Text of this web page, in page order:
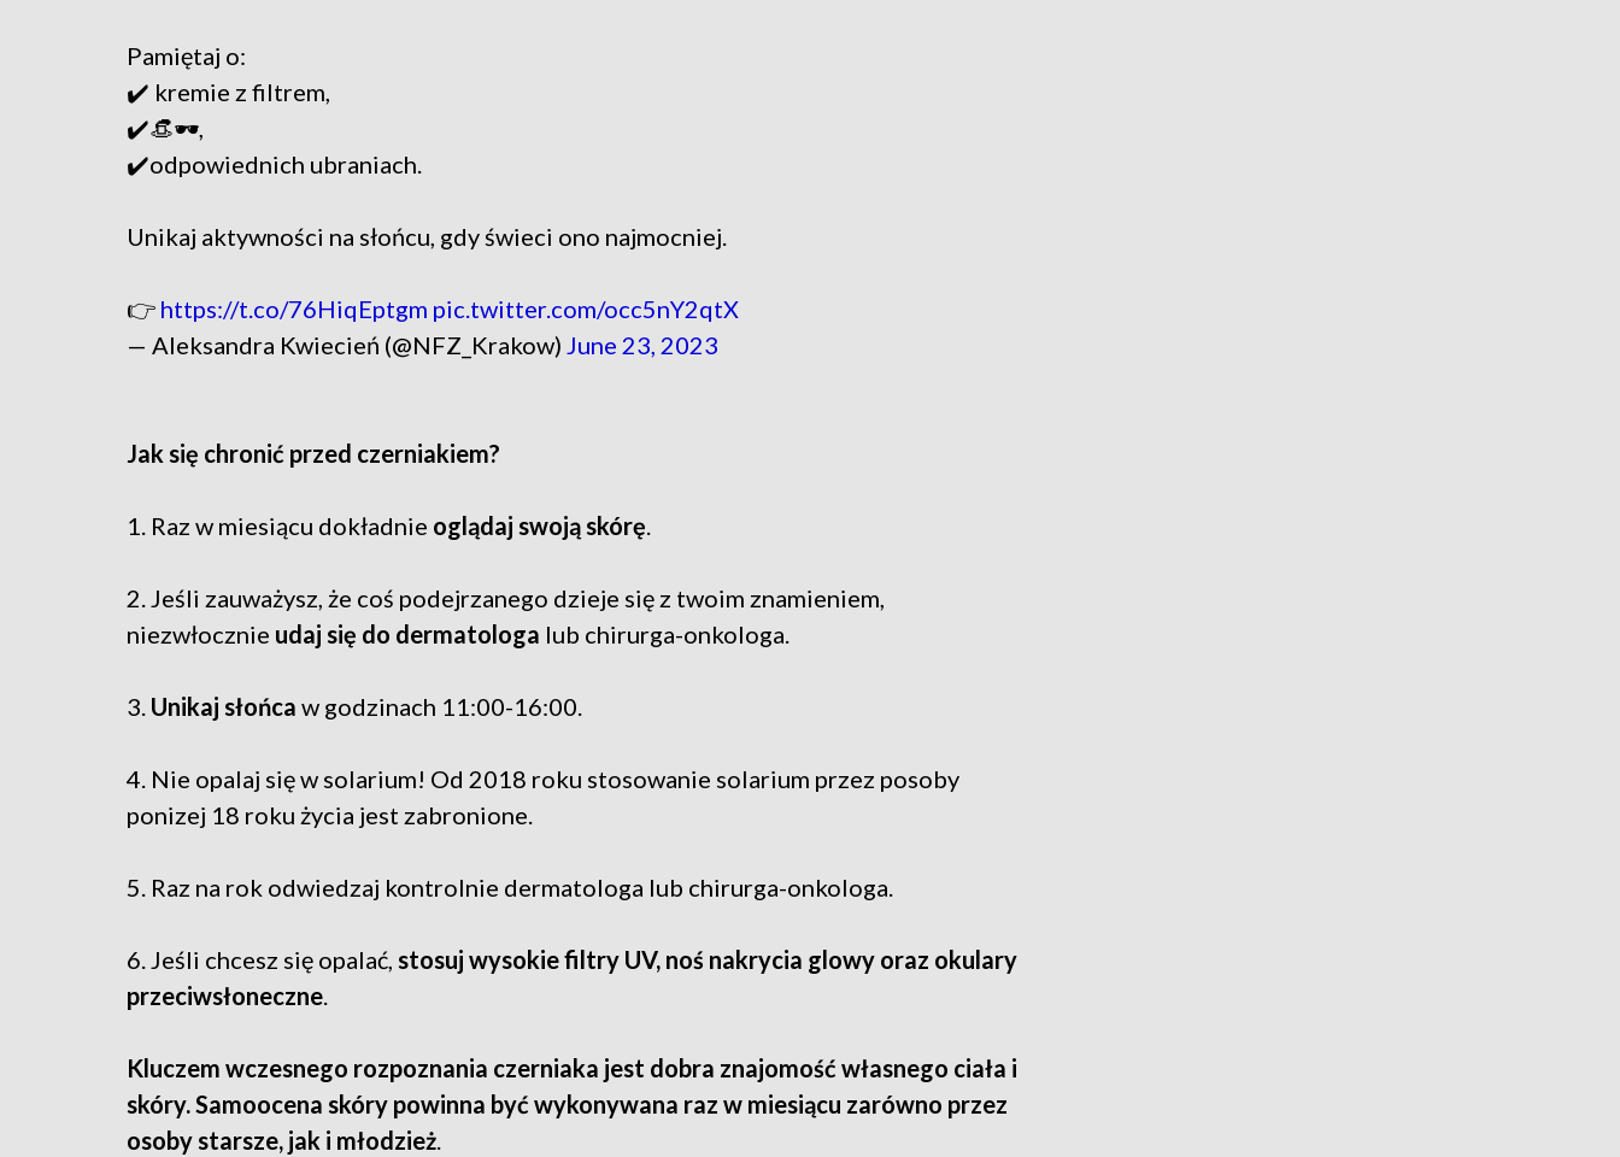
Pamiętaj o:
✔️ kremie z filtrem,
✔️👒🕶️,
✔️odpowiednich ubraniach.
Unikaj aktywności na słońcu, gdy świeci ono najmocniej.
👉 https://t.co/76HiqEptgm pic.twitter.com/occ5nY2qtX
— Aleksandra Kwiecień (@NFZ_Krakow) June 23, 2023
Jak się chronić przed czerniakiem?
1. Raz w miesiącu dokładnie oglądaj swoją skórę.
2. Jeśli zauważysz, że coś podejrzanego dzieje się z twoim znamieniem,
niezwłocznie udaj się do dermatologa lub chirurga-onkologa.
3. Unikaj słońca w godzinach 11:00-16:00.
4. Nie opalaj się w solarium! Od 2018 roku stosowanie solarium przez posoby
ponizej 18 roku życia jest zabronione.
5. Raz na rok odwiedzaj kontrolnie dermatologa lub chirurga-onkologa.
6. Jeśli chcesz się opalać, stosuj wysokie filtry UV, noś nakrycia glowy oraz okulary
przeciwsłoneczne.
Kluczem wczesnego rozpoznania czerniaka jest dobra znajomość własnego ciała i
skóry. Samoocena skóry powinna być wykonywana raz w miesiącu zarówno przez
osoby starsze, jak i młodzież.